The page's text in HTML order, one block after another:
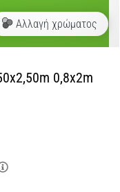
Αλλαγή χρώματος
0,8x2m